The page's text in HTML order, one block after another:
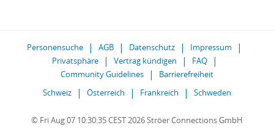
Personensuche AGB Datenschutz
Impressum
Privatsphäre
Vertrag kündigen
FAQ
Community Guidelines
Barrierefreiheit
Schweiz
Österreich Frankreich Schweden
© Fri Aug 07 10:30:35 CEST 2026 Ströer Connections GmbH